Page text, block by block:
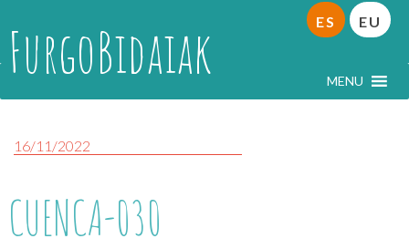
FurgoBidaiak MENU
ES EU
16/11/2022
CUENCA-030